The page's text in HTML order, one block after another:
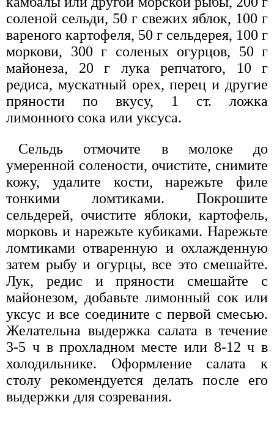
соленой сельди, 50 г свежих яблок, 100 г
вареного картофеля, 50 г сельдерея, 100 г
моркови, 300 г соленых огурцов, 50 г
майонеза, 20 г лука репчатого, 10 г
редиса, мускатный орех, перец и другие
пряности по вкусу, 1 ст. ложка
лимонного сока или уксуса.
Сельдь отмочите в молоке до
умеренной солености, очистите, снимите
кожу, удалите кости, нарежьте филе
тонкими ломтиками. Покрошите
сельдерей, очистите яблоки, картофель,
морковь и нарежьте кубиками. Нарежьте
ломтиками отваренную и охлажденную
затем рыбу и огурцы, все это смешайте.
Лук, редис и пряности смешайте с
майонезом, добавьте лимонный сок или
уксус и все соедините с первой смесью.
Желательна выдержка салата в течение
3-5 ч в прохладном месте или 8-12 ч в
холодильнике. Оформление салата к
столу рекомендуется делать после его
выдержки для созревания.